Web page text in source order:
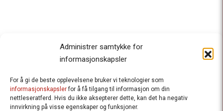
Administrer samtykke for
informasjonskapsler
For å gi de beste opplevelsene bruker vi teknologier som
informasjonskapslerfor å få tilgang til informasjon om din
nettleseratferd. Hvis du ikke aksepterer dette, kan det ha negativ
innvirkning på visse egenskaper og funksjoner.
Besteforeldrenes klimaaksjon
Ansvarlig redaktør
: Halfdan Wiik |